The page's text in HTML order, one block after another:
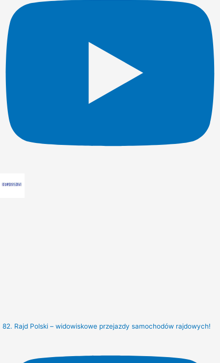
82. Rajd Polski – widowiskowe przejazdy samochodów rajdowych!